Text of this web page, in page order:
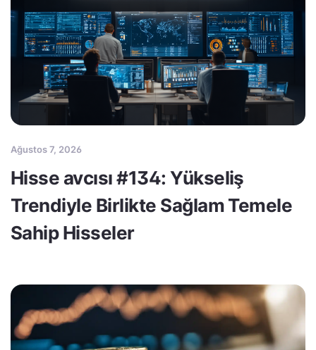
Ağustos 7, 2026
Hisse avcısı #134: Yükseliş
Trendiyle Birlikte Sağlam Temele
Sahip Hisseler